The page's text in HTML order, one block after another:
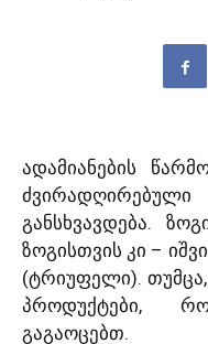
ადამიანების
განსხვავდება.
ზოგისთვის კი –
(ტრიუფელი).
პროდუქტები,
გაგაოცებთ.